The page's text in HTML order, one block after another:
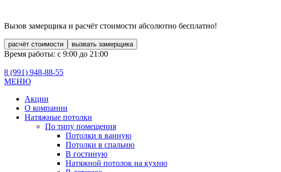
Вызов замерщика и расчёт стоимости абсолютно бесплатно!
расчёт стоимости вызвать замерщика
Время работы: с 9:00 до 21:00
8 (991) 948-88-55
МЕНЮ
Акции
О компании
Натяжные потолки
По типу помещения
Потолки в ванную
Потолки в спальню
В гостиную
Натяжной потолок на кухню